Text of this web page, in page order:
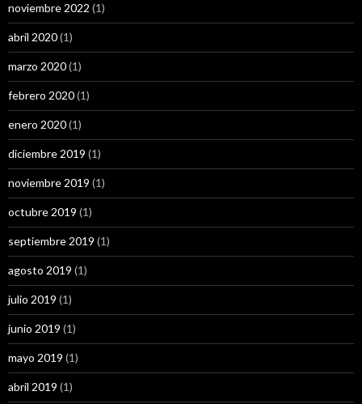
noviembre 2022 (1)
abril 2020(1)
marzo 2020(1)
febrero 2020(1)
enero 2020(1)
diciembre 2019 (1)
noviembre 2019 (1)
octubre 2019 (1)
septiembre 2019 (1)
agosto 2019 (1)
julio 2019 (1)
junio 2019 (1)
mayo 2019 (1)
abril 2019 (1)